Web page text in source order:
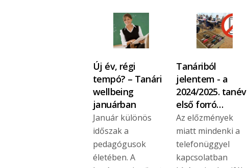
Új év, régi
tempó? – Tanári
wellbeing
januárban
Január különös
időszak a
pedagógusok
életében. A
Tanáriból
jelentem - a
2024/2025. tanév
első forró…
Az előzmények
miatt mindenki a
telefonüggyel
kapcsolatban